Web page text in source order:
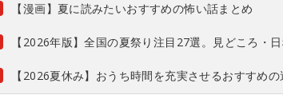
【漫画】夏に読みたいおすすめの怖い話まとめ
【2026年版】全国の夏祭り注目27選。見どころ・日
【2026夏休み】おうち時間を充実させるおすすめ